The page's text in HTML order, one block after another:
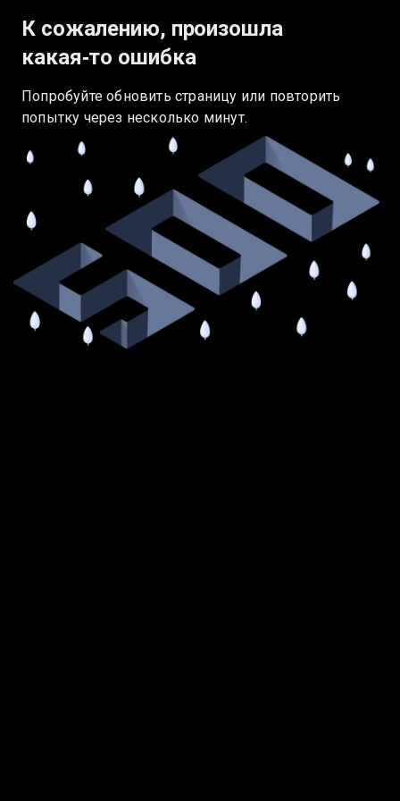
К сожалению, произошла
какая‑то ошибка
Попробуйте обновить страницу или повторить
попытку через несколько минут.